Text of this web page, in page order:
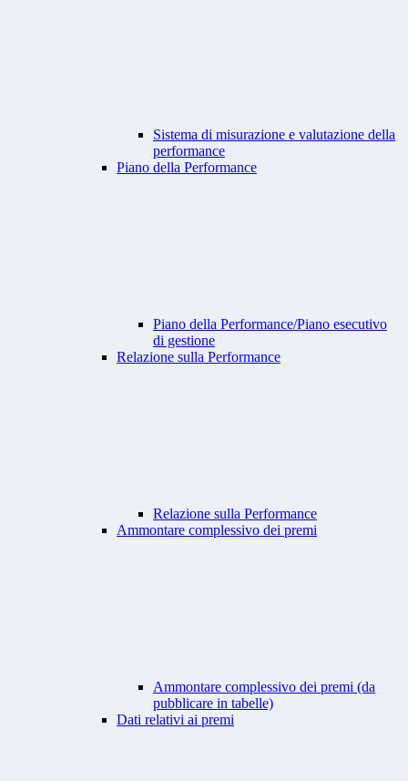
Sistema di misurazione e valutazione della
performance
Piano della Performance
Piano della Performance/Piano esecutivo
di gestione
Relazione sulla Performance
Relazione sulla Performance
Ammontare complessivo dei premi
Ammontare complessivo dei premi (da
pubblicare in tabelle)
Dati relativi ai premi